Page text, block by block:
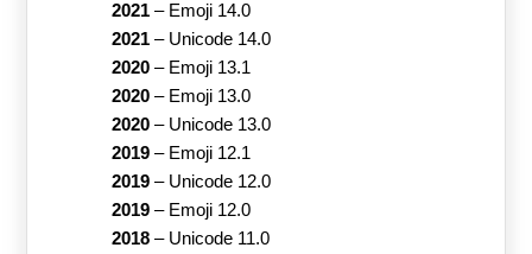
2021– Emoji 14.0
2021– Unicode 14.0
2020– Emoji 13.1
2020– Emoji 13.0
2020– Unicode 13.0
2019– Emoji 12.1
2019– Unicode 12.0
2019– Emoji 12.0
2018– Unicode 11.0